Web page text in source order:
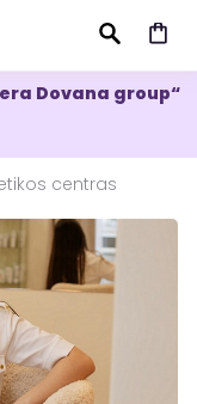
IEŠKOTI
Dovana group“
centras